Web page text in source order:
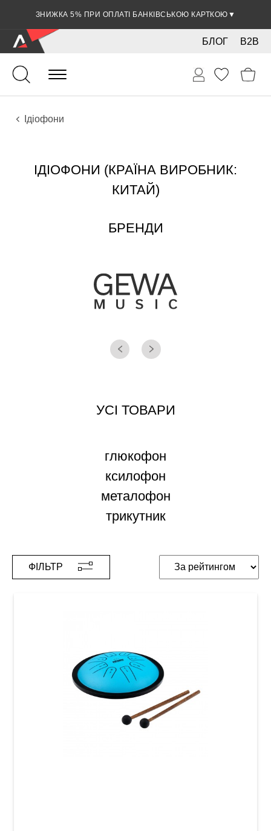
ЗНИЖКА 5% ПРИ ОПЛАТІ БАНКІВСЬКОЮ КАРТКОЮ ▼
B2B
БЛОГ
Ударні
Ударні інструменти
Інструменти
Ідіофони
ІДІОФОНИ (КРАЇНА ВИРОБНИК:
КИТАЙ)
БРЕНДИ
УСІ ТОВАРИ
глюкофон
ксилофон
металофон
трикутник
ФІЛЬТР